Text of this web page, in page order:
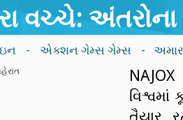
વચ્ચે: અંતરોના
- એક્શન ગેમ્સ ગેમ્સ -
વિશ્વમાં
તૈયાર